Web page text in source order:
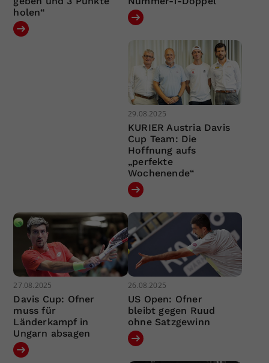
holen“
29.08.2025
KURIER Austria Davis
Cup Team: Die
Hoffnung aufs
„perfekte
Wochenende“
27.08.2025
Davis Cup: Ofner
muss für
Länderkampf in
Ungarn absagen
26.08.2025
US Open: Ofner
bleibt gegen Ruud
ohne Satzgewinn